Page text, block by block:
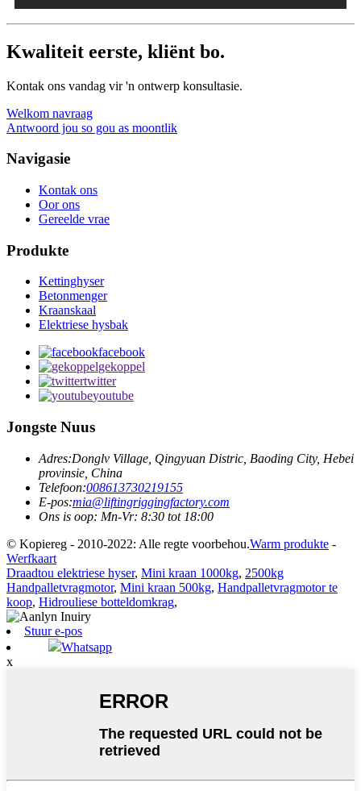
Kwaliteit eerste, kliënt bo.
Kontak ons ​​vandag vir 'n ontwerp konsultasie.
Welkom navraag
Antwoord jou so gou as moontlik
Navigasie
Kontak ons
Oor ons
Gereelde vrae
Produkte
Kettinghyser
Betonmenger
Kraanskaal
Elektriese hysbak
facebook
gekoppel
twitter
youtube
Jongste Nuus
Adres:Donglv Village, Qingyuan Distric, Baoding City, Hebei
provinsie, China
Telefoon:008613730219155
E-pos:mia@liftingriggingfactory.com
Ons is oop: Mn-Vr: 8:30 tot 18:00
© Kopiereg - 2010-2022: Alle regte voorbehou.Warm produkte -
Werfkaart
Draadtou elektriese hyser, Mini kraan 1000kg, 2500kg
Handpalletvragmotor, Mini kraan 500kg, Handpalletvragmotor te
koop, Hidrouliese botteldomkrag,
Stuur e-pos
Whatsapp
x